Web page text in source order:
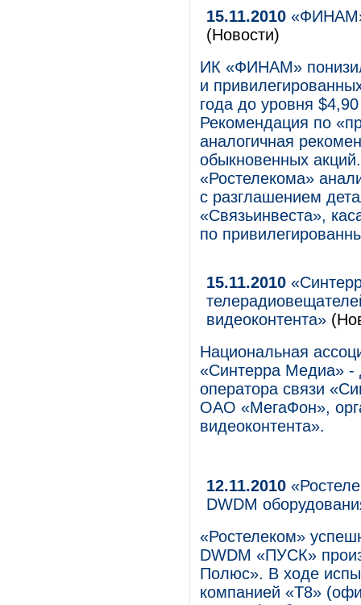
15.11.2010 «ФИНАМ»
(Новости)
ИК «ФИНАМ»
и
года до уровня
Рекомендация по
аналогичная
обыкновенных
«Ростелекома»
с разглашением
«Связьинвеста»,
по
15.11.2010
видеоконтента»
Национальная
«Синтерра Медиа» -
оператора связи
ОАО «МегаФон»,
видеоконтента».
12.11.2010
DWDM
«Ростелеком»
DWDM «ПУСК»
Полюс». В ходе
компанией «Т8»